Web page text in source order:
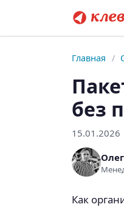
Главная /
без
15.01.2026
Как